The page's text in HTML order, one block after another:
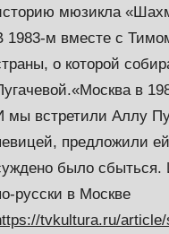
мюзикла
1983-м вместе с
о которой
в
мы встретили Аллу
предложили
было сбыться.
русски в Москве
tvkultura.ru/